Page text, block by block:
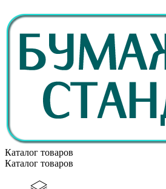
Каталог товаров
Каталог товаров